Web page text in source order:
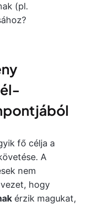
(pl.
fő célja a
A
nem
hogy
érzik magukat,